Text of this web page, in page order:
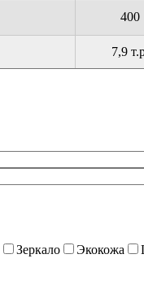
400
7,9
Зеркало Экокожа